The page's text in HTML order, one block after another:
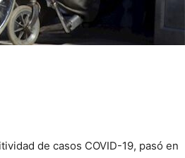
de casos COVID-19, pasó en